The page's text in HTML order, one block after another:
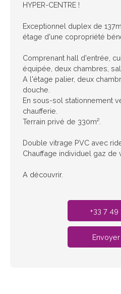
HYPER-CENTRE !
Exceptionnel duplex de
étage d'une copropriété
Comprenant hall d'entrée,
équipée, deux chambres,
A l'étage palier, deux
douche.
En sous-sol stationnement
chaufferie.
Terrain privé de 330m².
Double vitrage PVC avec
Chauffage individuel gaz de
A découvrir.
+33 7 49